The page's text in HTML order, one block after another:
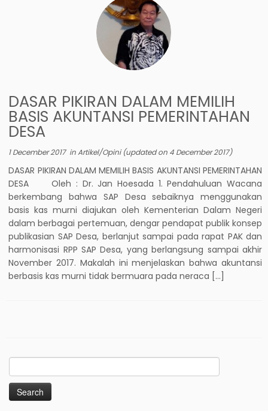
DASAR PIKIRAN DALAM MEMILIH
BASIS AKUNTANSI PEMERINTAHAN
DESA
1 December 2017inArtikel/Opini(updated on 4 December 2017)
DASAR PIKIRAN DALAM MEMILIH BASIS AKUNTANSI PEMERINTAHAN
DESA Oleh : Dr. Jan Hoesada 1. Pendahuluan Wacana
berkembang bahwa SAP Desa sebaiknya menggunakan
basis kas murni diajukan oleh Kementerian Dalam Negeri
dalam berbagai pertemuan, dengar pendapat publik konsep
publikasian SAP Desa, berlanjut sampai pada rapat PAK dan
harmonisasi RPP SAP Desa, yang berlangsung sampai akhir
November 2017. Makalah ini menjelaskan bahwa akuntansi
berbasis kas murni tidak bermuara pada neraca […]
Search
for: